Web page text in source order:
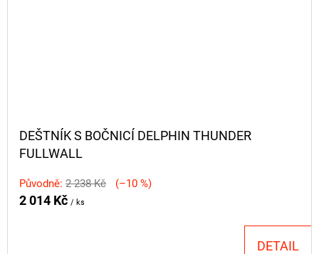
DEŠTNÍK S BOČNICÍ DELPHIN THUNDER
FULLWALL
Původně: 2 238 Kč (–10 %)
2 014 Kč / ks
DETAIL